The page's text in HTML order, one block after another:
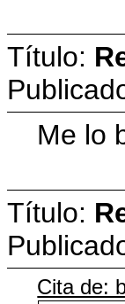
Título:
Me lo
Título:
Cita de: